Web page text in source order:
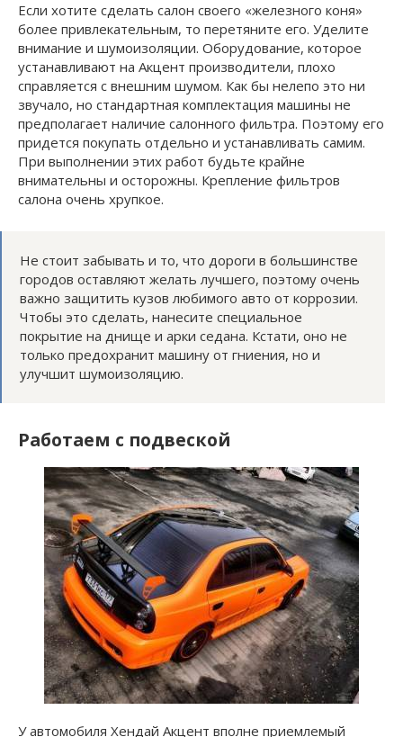
Если хотите сделать салон своего «железного коня»
более привлекательным, то перетяните его. Уделите
внимание и шумоизоляции. Оборудование, которое
устанавливают на Акцент производители, плохо
справляется с внешним шумом. Как бы нелепо это ни
звучало, но стандартная комплектация машины не
предполагает наличие салонного фильтра. Поэтому его
придется покупать отдельно и устанавливать самим.
При выполнении этих работ будьте крайне
внимательны и осторожны. Крепление фильтров
салона очень хрупкое.
Не стоит забывать и то, что дороги в большинстве
городов оставляют желать лучшего, поэтому очень
важно защитить кузов любимого авто от коррозии.
Чтобы это сделать, нанесите специальное
покрытие на днище и арки седана. Кстати, оно не
только предохранит машину от гниения, но и
улучшит шумоизоляцию.
Работаем с подвеской
У автомобиля Хендай Акцент вполне приемлемый